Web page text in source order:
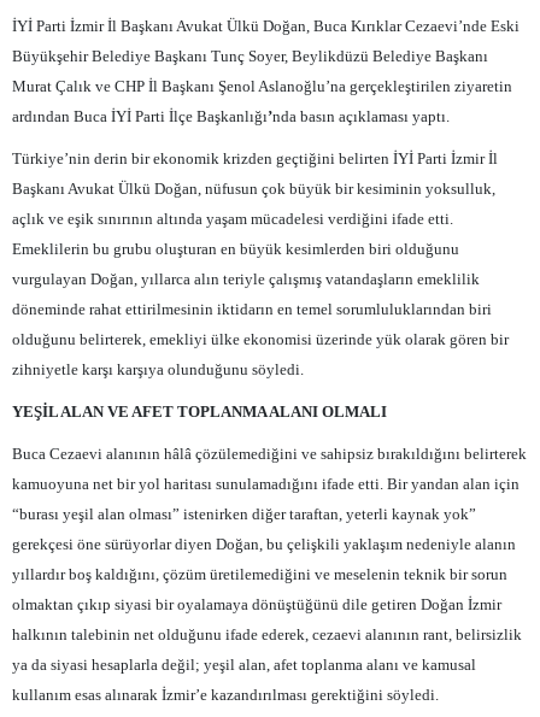
İYİ Parti İzmir İl Başkanı Avukat Ülkü Doğan, Buca Kırıklar Cezaevi’nde Eski
Büyükşehir Belediye Başkanı Tunç Soyer, Beylikdüzü Belediye Başkanı
Murat Çalık ve CHP İl Başkanı Şenol Aslanoğlu’na gerçekleştirilen ziyaretin
ardından Buca İYİ Parti İlçe Başkanlığı’nda basın açıklaması yaptı.
Türkiye’nin derin bir ekonomik krizden geçtiğini belirten İYİ Parti İzmir İl
Başkanı Avukat Ülkü Doğan, nüfusun çok büyük bir kesiminin yoksulluk,
açlık ve eşik sınırının altında yaşam mücadelesi verdiğini ifade etti.
Emeklilerin bu grubu oluşturan en büyük kesimlerden biri olduğunu
vurgulayan Doğan, yıllarca alın teriyle çalışmış vatandaşların emeklilik
döneminde rahat ettirilmesinin iktidarın en temel sorumluluklarından biri
olduğunu belirterek, emekliyi ülke ekonomisi üzerinde yük olarak gören bir
zihniyetle karşı karşıya olunduğunu söyledi.
YEŞİL ALAN VE AFET TOPLANMA ALANI OLMALI
Buca Cezaevi alanının hâlâ çözülemediğini ve sahipsiz bırakıldığını belirterek
kamuoyuna net bir yol haritası sunulamadığını ifade etti. Bir yandan alan için
“burası yeşil alan olması” istenirken diğer taraftan, yeterli kaynak yok”
gerekçesi öne sürüyorlar diyen Doğan, bu çelişkili yaklaşım nedeniyle alanın
yıllardır boş kaldığını, çözüm üretilemediğini ve meselenin teknik bir sorun
olmaktan çıkıp siyasi bir oyalamaya dönüştüğünü dile getiren Doğan İzmir
halkının talebinin net olduğunu ifade ederek, cezaevi alanının rant, belirsizlik
ya da siyasi hesaplarla değil; yeşil alan, afet toplanma alanı ve kamusal
kullanım esas alınarak İzmir’e kazandırılması gerektiğini söyledi.